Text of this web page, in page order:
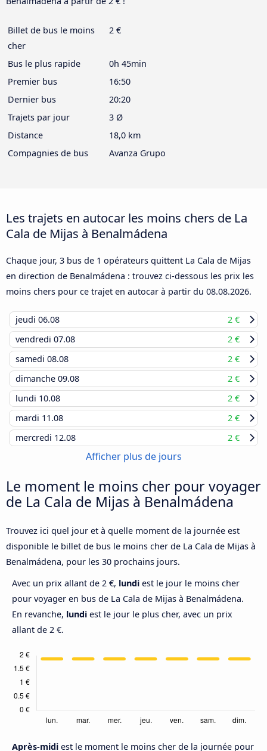
Billet de bus le moins
cher
2 €
Bus le plus rapide
0h 45min
Premier bus
16:50
Dernier bus
20:20
Trajets par jour
3 Ø
Distance
18,0 km
Compagnies de bus
Avanza Grupo
Les trajets en autocar les moins chers de La
Cala de Mijas à Benalmádena
Chaque jour, 3 bus de 1 opérateurs quittent La Cala de Mijas
en direction de Benalmádena : trouvez ci-dessous les prix les
moins chers pour ce trajet en autocar à partir du 08.08.2026.
jeudi 06.08
2 €
vendredi 07.08
2 €
samedi 08.08
2 €
dimanche 09.08
2 €
lundi 10.08
2 €
mardi 11.08
2 €
mercredi 12.08 2 €
Afficher plus de jours
Le moment le moins cher pour voyager
de La Cala de Mijas à Benalmádena
Trouvez ici quel jour et à quelle moment de la journée est
disponible le billet de bus le moins cher de La Cala de Mijas à
Benalmádena, pour les 30 prochains jours.
Avec un prix allant de 2 €, lundi est le jour le moins cher
pour voyager en bus de La Cala de Mijas à Benalmádena.
En revanche, lundi est le jour le plus cher, avec un prix
allant de 2 €.
Après-midi est le moment le moins cher de la journée pour